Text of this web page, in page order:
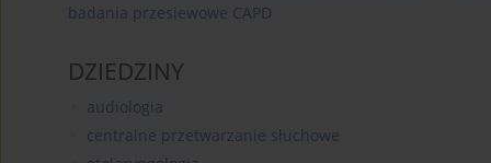
badania przesiewowe CAPD
DZIEDZINY
audiologia
centralne przetwarzanie słuchowe